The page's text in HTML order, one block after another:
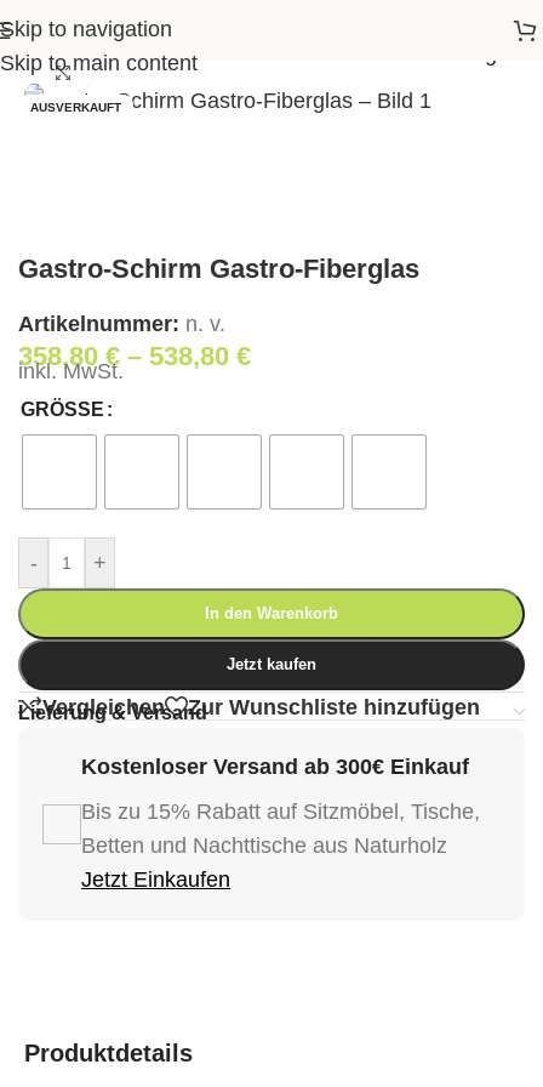
Skip to navigation
Skip to main content
>Shop>Wohnen>
AUSVERKAUFT
Klick zum Vergrößern
Gastro-Schirm Gastro-Fiberglas
Artikelnummer: n. v.
358,80€ – 538,80 €
inkl. MwSt.
GRÖSSE
- +
In den Warenkorb
Jetzt kaufen
Vergleichen Zur Wunschliste hinzufügen
Lieferung & Versand
Kostenloser Versand ab 300€ Einkauf
Bis zu 15% Rabatt auf Sitzmöbel, Tische,
Betten und Nachttische aus Naturholz
Jetzt Einkaufen
Produktdetails